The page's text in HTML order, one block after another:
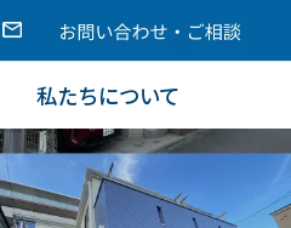
私たちについて